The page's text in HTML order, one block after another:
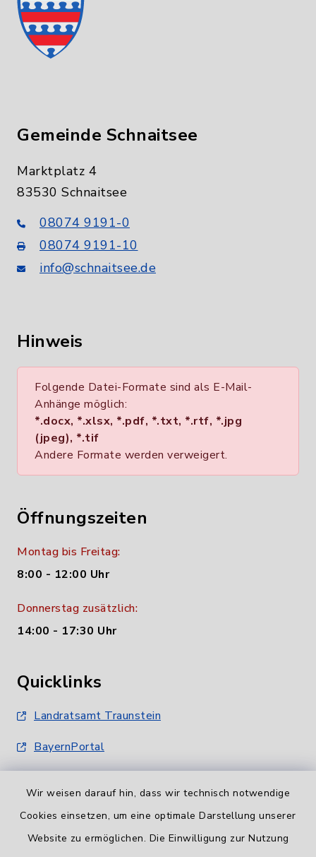
Wir weisen darauf hin, dass wir technisch notwendige
Cookies einsetzen, um eine optimale Darstellung unserer
Website zu ermöglichen. Die Einwilligung zur Nutzung
Gemeinde Schnaitsee
Marktplatz 4
83530 Schnaitsee
08074 9191-0
08074 9191-10
info@schnaitsee.de
Hinweis
Folgende Datei-Formate sind als E-Mail-
Anhänge möglich:
*.docx, *.xlsx, *.pdf, *.txt, *.rtf, *.jpg
(jpeg), *.tif
Andere Formate werden verweigert.
Öffnungszeiten
Montag bis Freitag:
8:00 - 12:00 Uhr
Donnerstag zusätzlich:
14:00 - 17:30 Uhr
Quicklinks
Landratsamt Traunstein
BayernPortal